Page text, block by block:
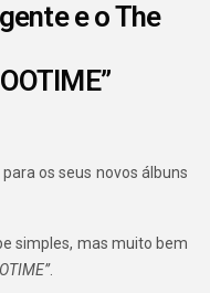
e o The
os seus novos álbuns
simples, mas muito bem
.